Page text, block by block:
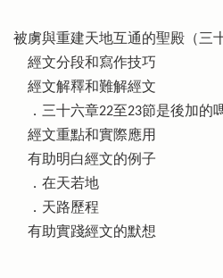
被虜與重建天地互通的聖殿（三
經文分段和寫作技巧
經文解釋和難解經文
．三十六章22至23節是後加的
經文重點和實際應用
有助明白經文的例子
．在天若地
．天路歷程
有助實踐經文的默想